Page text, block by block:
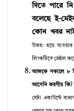
দিতে পারে
বলেছে ই-
কোন খবর
উত্তর: হয়ে
লিংকটিতে মেইল
আজকে সকালে ৮
আসেনি করণীয় কি?
যেটা একাউন্টে